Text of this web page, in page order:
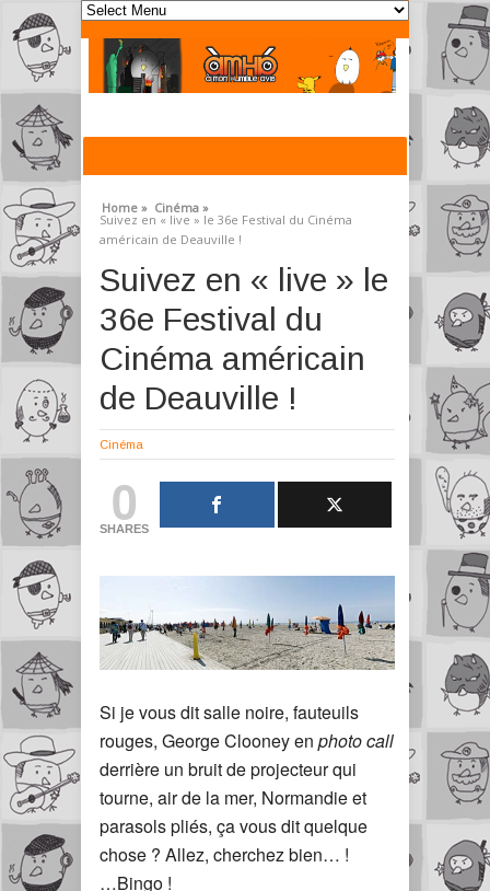
Home » Cinéma »
Suivez en « live » le 36e Festival du Cinéma
américain de Deauville !
Suivez en « live » le
36e Festival du
Cinéma américain
de Deauville !
Cinéma
0
SHARES
Si je vous dit salle noire, fauteuils
rouges, George Clooney en photo call
derrière un bruit de projecteur qui
tourne, air de la mer, Normandie et
parasols pliés, ça vous dit quelque
chose ? Allez, cherchez bien… !
…Bingo !